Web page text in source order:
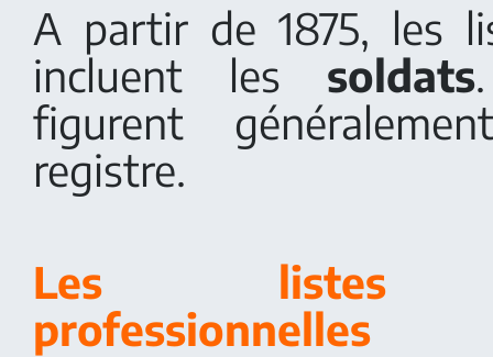
A partir de 1875, les
incluent les soldats
figurent
registre.
Les
listes
professionnelles